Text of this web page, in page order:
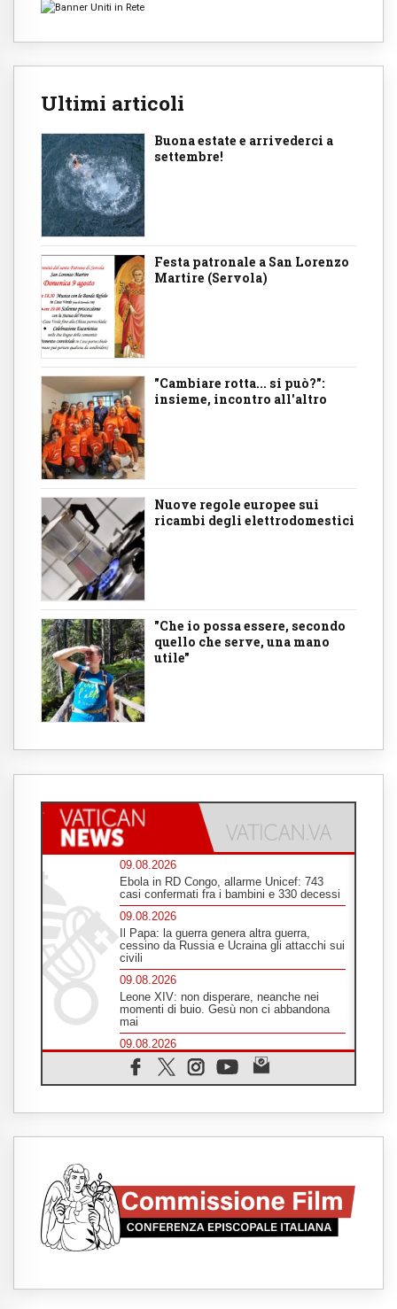
Ultimi articoli
Buona estate e arrivederci a
settembre!
Festa patronale a San Lorenzo
Martire (Servola)
"Cambiare rotta... si può?":
insieme, incontro all'altro
Nuove regole europee sui
ricambi degli elettrodomestici
"Che io possa essere, secondo
quello che serve, una mano
utile"
09.08.2026
Ebola in RD Congo, allarme Unicef: 743
casi confermati fra i bambini e 330 decessi
09.08.2026
Il Papa: la guerra genera altra guerra,
cessino da Russia e Ucraina gli attacchi sui
civili
09.08.2026
Leone XIV: non disperare, neanche nei
momenti di buio. Gesù non ci abbandona
mai
09.08.2026
Drammatica escalation del conflitto tra
Russia e Ucraina
Tra Tolkien e Leone, un convegno su
09.08.2026
Indonesia, un dollaro per la costruzione di
219 Chiese